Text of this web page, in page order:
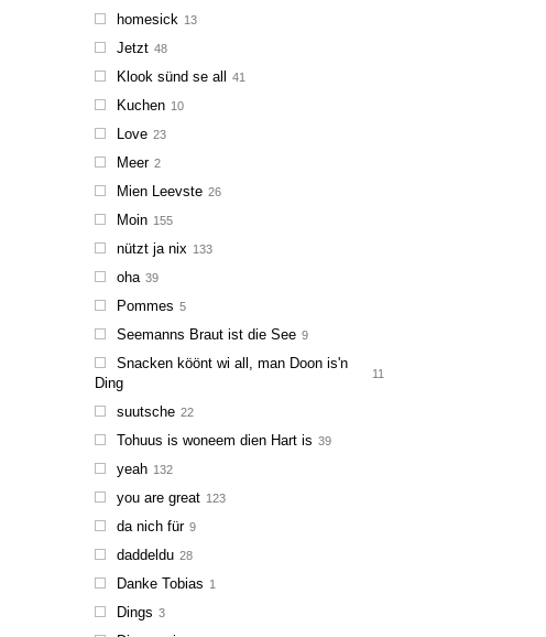
homesick 13
Jetzt 48
Klook sünd se all 41
Kuchen 10
Love 23
Meer 2
Mien Leevste 26
Moin 155
nützt ja nix 133
oha 39
Pommes 5
Seemanns Braut ist die See 9
Snacken köönt wi all, man Doon is'n
Ding
11
suutsche 22
Tohuus is woneem dien Hart is 39
yeah 132
you are great 123
da nich für 9
daddeldu 28
Danke Tobias 1
Dings 3